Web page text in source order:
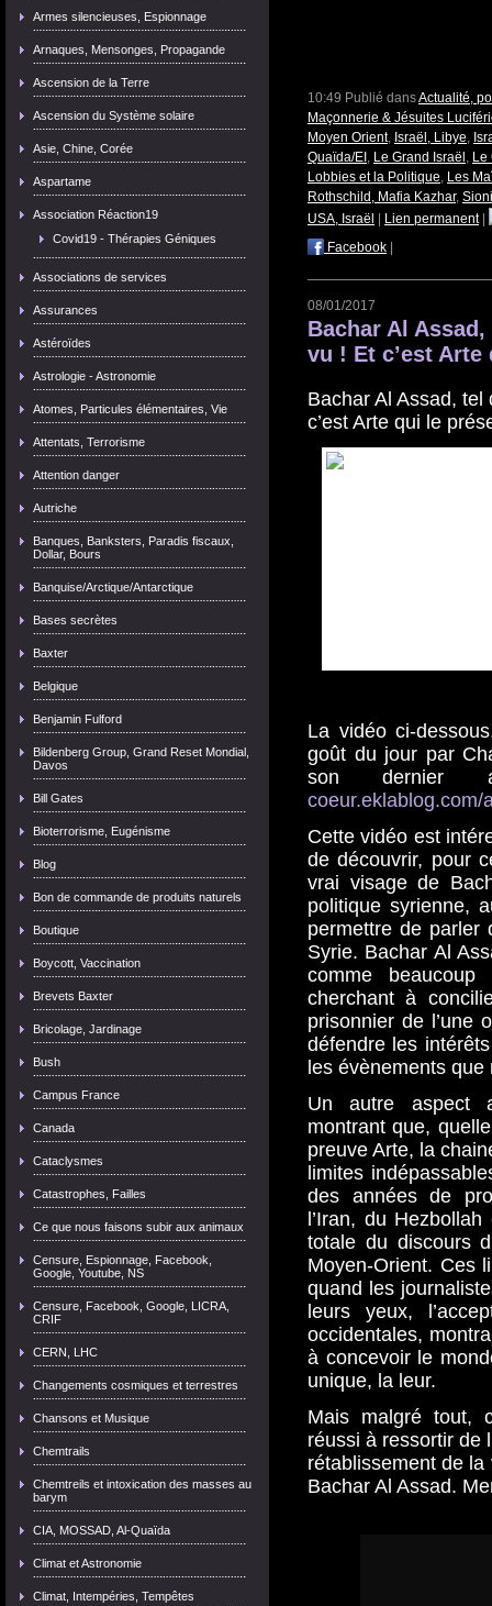
Armes silencieuses, Espionnage
Arnaques, Mensonges, Propagande
Ascension de la Terre
Ascension du Système solaire
Asie, Chine, Corée
Aspartame
Association Réaction19
Covid19 - Thérapies Géniques
Associations de services
Assurances
Astéroïdes
Astrologie - Astronomie
Atomes, Particules élémentaires, Vie
Attentats, Terrorisme
Attention danger
Autriche
Banques, Banksters, Paradis fiscaux,
Dollar, Bours
Banquise/Arctique/Antarctique
Bases secrètes
Baxter
Belgique
Benjamin Fulford
Bildenberg Group, Grand Reset Mondial,
Davos
Bill Gates
Bioterrorisme, Eugénisme
Blog
Bon de commande de produits naturels
Boutique
Boycott, Vaccination
Brevets Baxter
Bricolage, Jardinage
Bush
Campus France
Canada
Cataclysmes
Catastrophes, Failles
Ce que nous faisons subir aux animaux
Censure, Espionnage, Facebook,
Google, Youtube, NS
Censure, Facebook, Google, LICRA,
CRIF
CERN, LHC
Changements cosmiques et terrestres
Chansons et Musique
Chemtrails
Chemtreils et intoxication des masses au
barym
CIA, MOSSAD, Al-Quaïda
Climat et Astronomie
Climat, Intempéries, Tempêtes
10:49 Publié dansActualité,
Maçonnerie & Jésuites
Moyen Orient, Israël, Libye,
Quaïda/EI , Le Grand Israël , Le
Lobbies et la Politique, Les
Rothschild, Mafia Kazhar,
USA, Israël
Lien permanent|
Facebook
08/01/2017
Bachar Al
vu ! Et c’est
Bachar Al Assad, tel
c’est Arte qui le
La vidéo ci-
goût du jour par
son
coeur.eklablog.com/
Cette vidéo est
de découvrir, pour
vrai visage de
politique syrienne,
permettre de parler
Syrie. Bachar Al
comme
cherchant à
prisonnier de l’une
défendre les
les évènements
Un autre aspect
montrant que,
preuve Arte, la
limites
des années de
l’Iran, du
totale du discours
Moyen-Orient. Ces
quand les
leurs yeux,
occidentales,
à concevoir le
unique, la leur.
Mais malgré tout,
réussi à ressortir de
rétablissement de
Bachar Al Assad.